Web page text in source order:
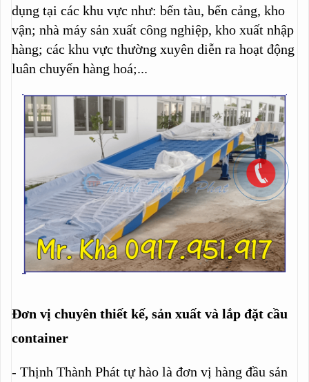
dụng tại các khu vực như: bến tàu, bến cảng, kho
vận; nhà máy sản xuất công nghiệp, kho xuất nhập
hàng; các khu vực thường xuyên diễn ra hoạt động
luân chuyển hàng hoá;...
Đơn vị chuyên thiết kế, sản xuất và lắp đặt cầu
container
- Thịnh Thành Phát tự hào là đơn vị hàng đầu sản